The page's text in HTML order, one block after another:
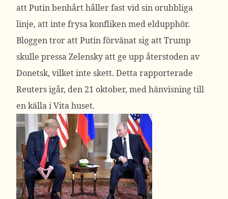
att Putin benhårt håller fast vid sin orubbliga
linje, att inte frysa konfliken med eldupphör.
Bloggen tror att Putin förvänat sig att Trump
skulle pressa Zelensky att ge upp återstoden av
Donetsk, vilket inte skett. Detta rapporterade
Reuters igår, den 21 oktober, med hänvisning till
en källa i Vita huset.